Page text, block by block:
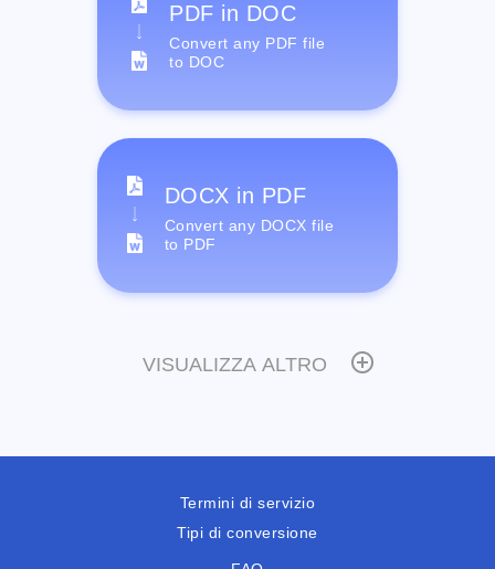
PDF in DOC
Convert any PDF file
to DOC
DOCX in PDF
Convert any DOCX file
to PDF
VISUALIZZA ALTRO
Termini di servizio
Tipi di conversione